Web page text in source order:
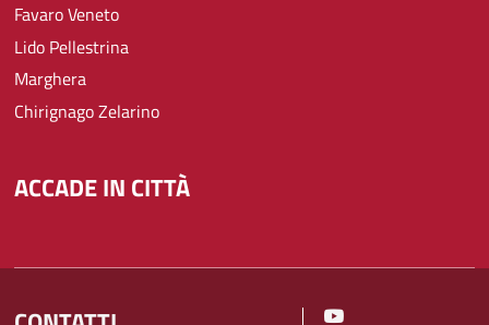
Favaro Veneto
Lido Pellestrina
Marghera
Chirignago Zelarino
ACCADE IN CITTÀ
SOCIAL MENU